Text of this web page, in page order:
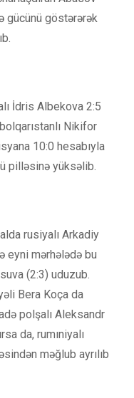
gücünü göstərərək
İdris Albekova 2:5
Nikifor
10:0 hesabıyla
pilləsinə yüksəlib.
rusiyalı Arkadiy
eyni mərhələdə bu
(2:3) uduzub.
Bera Koça da
polşalı Aleksandr
da, rumıniyalı
məğlub ayrılıb